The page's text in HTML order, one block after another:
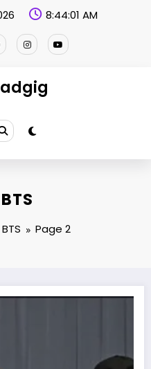
8:44:02 AM
BTS Page 2